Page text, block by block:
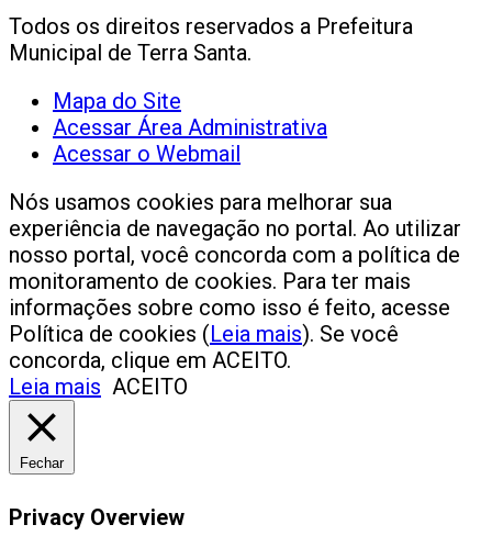
Todos os direitos reservados a Prefeitura
Municipal de Terra Santa.
Mapa do Site
Acessar Área Administrativa
Acessar o Webmail
Nós usamos cookies para melhorar sua
experiência de navegação no portal. Ao utilizar
nosso portal, você concorda com a política de
monitoramento de cookies. Para ter mais
informações sobre como isso é feito, acesse
Política de cookies (Leia mais). Se você
concorda, clique em ACEITO.
Leia mais ACEITO
Fechar
Privacy Overview